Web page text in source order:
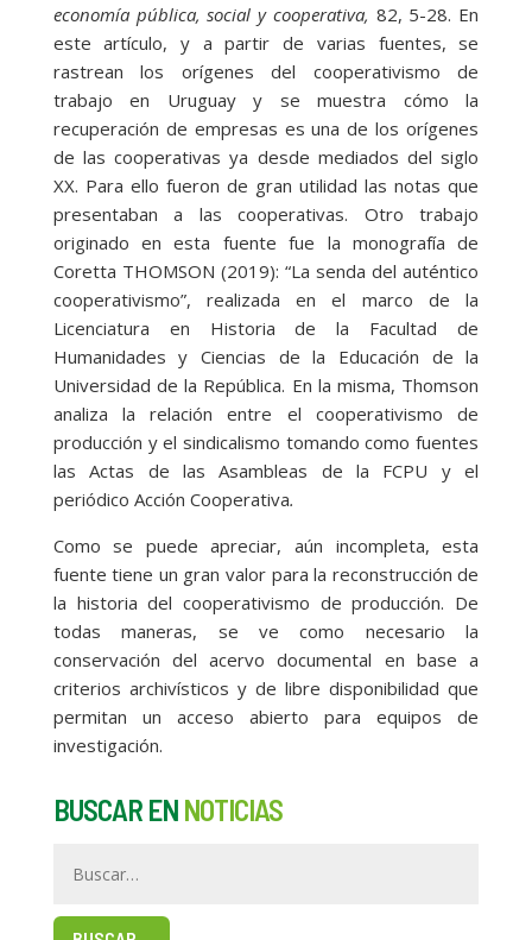
economía pública, social y cooperativa, 82, 5-28. En
este artículo, y a partir de varias fuentes, se
rastrean los orígenes del cooperativismo de
trabajo en Uruguay y se muestra cómo la
recuperación de empresas es una de los orígenes
de las cooperativas ya desde mediados del siglo
XX. Para ello fueron de gran utilidad las notas que
presentaban a las cooperativas. Otro trabajo
originado en esta fuente fue la monografía de
Coretta THOMSON (2019): “La senda del auténtico
cooperativismo”, realizada en el marco de la
Licenciatura en Historia de la Facultad de
Humanidades y Ciencias de la Educación de la
Universidad de la República. En la misma, Thomson
analiza la relación entre el cooperativismo de
producción y el sindicalismo tomando como fuentes
las Actas de las Asambleas de la FCPU y el
periódico Acción Cooperativa.
Como se puede apreciar, aún incompleta, esta
fuente tiene un gran valor para la reconstrucción de
la historia del cooperativismo de producción. De
todas maneras, se ve como necesario la
conservación del acervo documental en base a
criterios archivísticos y de libre disponibilidad que
permitan un acceso abierto para equipos de
investigación.
BUSCAR EN NOTICIAS